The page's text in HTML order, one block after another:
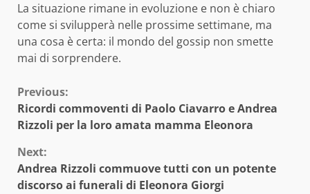
La situazione rimane in evoluzione e non è chiaro
come si svilupperà nelle prossime settimane, ma
una cosa è certa: il mondo del gossip non smette
mai di sorprendere.
Continue
Reading
Previous:
Ricordi commoventi di Paolo Ciavarro e Andrea
Rizzoli per la loro amata mamma Eleonora
Next:
Andrea Rizzoli commuove tutti con un potente
discorso ai funerali di Eleonora Giorgi